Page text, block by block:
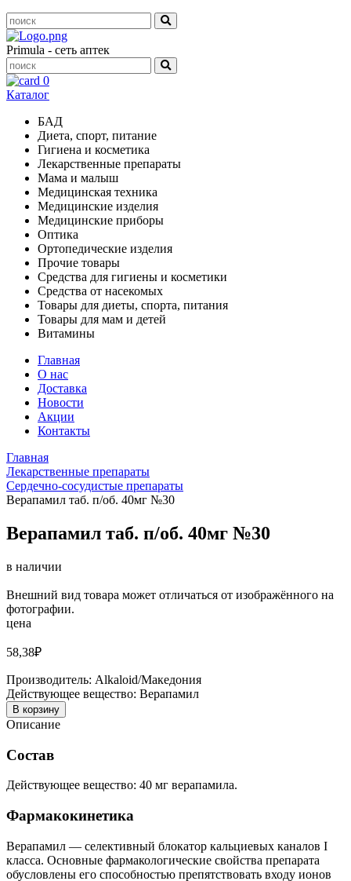
Primula - сеть аптек
0
Каталог
БАД
Диета, спорт, питание
Гигиена и косметика
Лекарственные препараты
Мама и малыш
Медицинская техника
Медицинские изделия
Медицинские приборы
Оптика
Ортопедические изделия
Прочие товары
Средства для гигиены и косметики
Средства от насекомых
Товары для диеты, спорта, питания
Товары для мам и детей
Витамины
Главная
О нас
Доставка
Новости
Акции
Контакты
Главная
Лекарственные препараты
Сердечно-сосудистые препараты
Верапамил таб. п/об. 40мг №30
Верапамил таб. п/об. 40мг №30
в наличии
Внешний вид товара может отличаться от изображённого на
фотографии.
цена
58,38₽
Производитель: Alkaloid/Македония
Действующее вещество: Верапамил
В корзину
Описание
Состав
Действующее вещество: 40 мг верапамила.
Фармакокинетика
Верапамил — селективный блокатор кальциевых каналов I
класса. Основные фармакологические свойства препарата
обусловлены его способностью препятствовать входу ионов